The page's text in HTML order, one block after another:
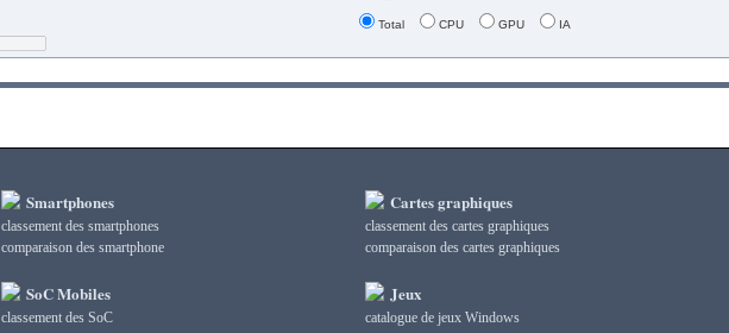
Total CPU GPU IA
Smartphones
classement des smartphones
сomparaison des smartphone
SoC Mobiles
classement des SoC
Cartes graphiques
classement des cartes graphiques
сomparaison des cartes graphiques
Jeux
catalogue de jeux Windows